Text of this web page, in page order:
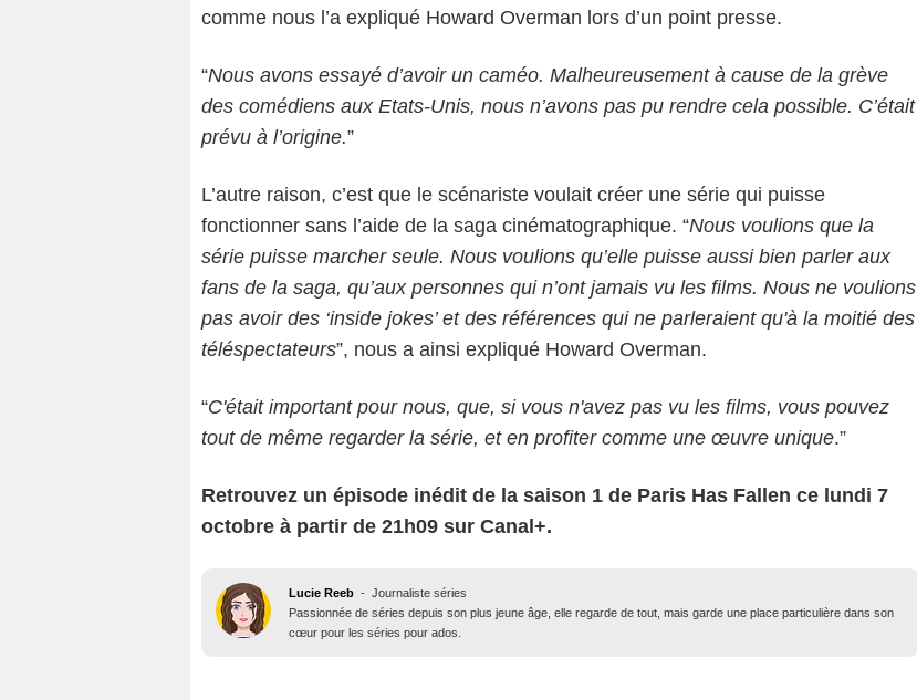
comme nous l’a expliqué Howard Overman lors d’un point presse.
“Nous avons essayé d’avoir un caméo. Malheureusement à cause de la grève
des comédiens aux Etats-Unis, nous n’avons pas pu rendre cela possible. C’était
prévu à l’origine.”
L’autre raison, c’est que le scénariste voulait créer une série qui puisse
fonctionner sans l’aide de la saga cinématographique. “Nous voulions que la
série puisse marcher seule. Nous voulions qu’elle puisse aussi bien parler aux
fans de la saga, qu’aux personnes qui n’ont jamais vu les films. Nous ne voulions
pas avoir des ‘inside jokes’ et des références qui ne parleraient qu'à la moitié des
téléspectateurs”, nous a ainsi expliqué Howard Overman.
“C'était important pour nous, que, si vous n'avez pas vu les films, vous pouvez
tout de même regarder la série, et en profiter comme une œuvre unique.”
Retrouvez un épisode inédit de la saison 1 de Paris Has Fallen ce lundi 7
octobre à partir de 21h09 sur Canal+.
Lucie Reeb - Journaliste séries
Passionnée de séries depuis son plus jeune âge, elle regarde de tout, mais garde une place particulière dans son
cœur pour les séries pour ados.